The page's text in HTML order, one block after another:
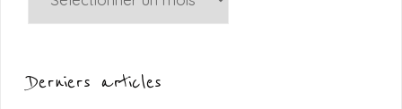
Derniers articles